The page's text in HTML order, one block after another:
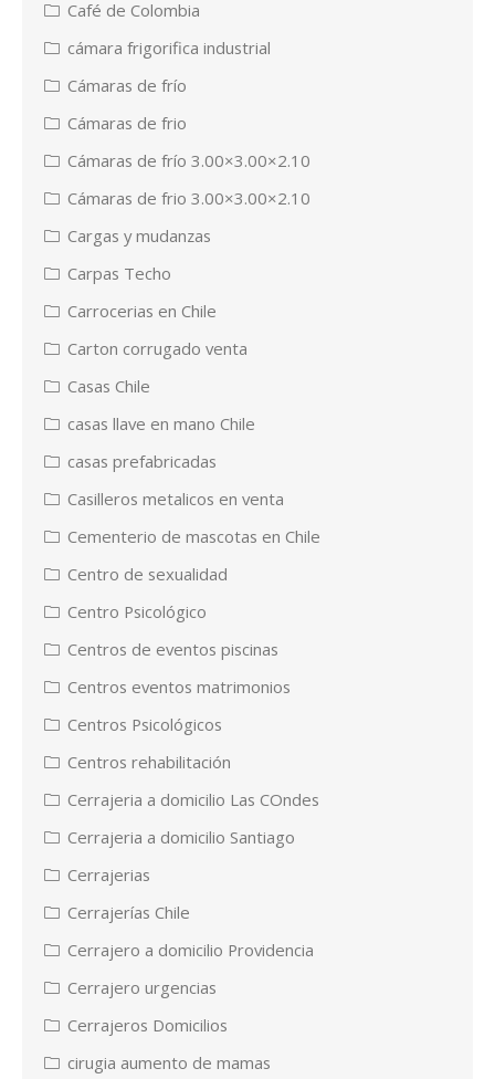
Café de Colombia
cámara frigorifica industrial
Cámaras de frío
Cámaras de frio
Cámaras de frío 3.00×3.00×2.10
Cámaras de frio 3.00×3.00×2.10
Cargas y mudanzas
Carpas Techo
Carrocerias en Chile
Carton corrugado venta
Casas Chile
casas llave en mano Chile
casas prefabricadas
Casilleros metalicos en venta
Cementerio de mascotas en Chile
Centro de sexualidad
Centro Psicológico
Centros de eventos piscinas
Centros eventos matrimonios
Centros Psicológicos
Centros rehabilitación
Cerrajeria a domicilio Las COndes
Cerrajeria a domicilio Santiago
Cerrajerias
Cerrajerías Chile
Cerrajero a domicilio Providencia
Cerrajero urgencias
Cerrajeros Domicilios
cirugia aumento de mamas